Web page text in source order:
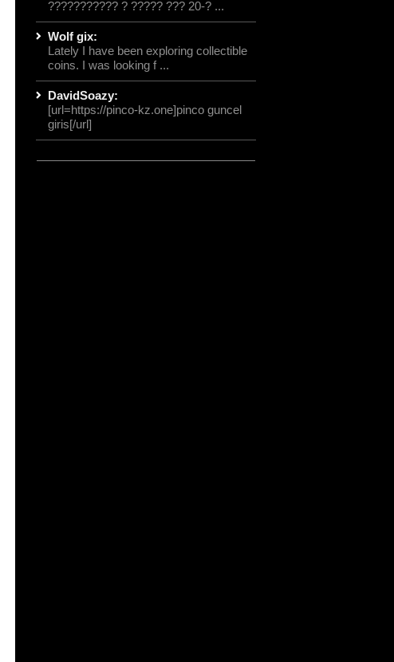
??????????? ? ????? ??? 20-? ...
Wolf gix:
Lately I have been exploring collectible
coins. I was looking f ...
DavidSoazy:
[url=https://pinco-kz.one]pinco guncel
giris[/url]